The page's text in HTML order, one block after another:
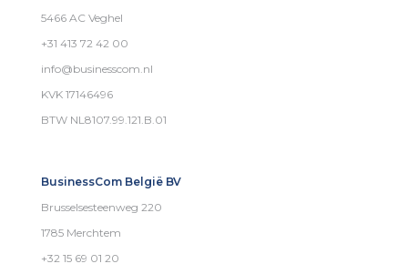
5466 AC Veghel
+31 413 72 42 00
info@businesscom.nl
KVK 17146496
BTW NL8107.99.121.B.01
BusinessCom België BV
Brusselsesteenweg 220
1785 Merchtem
+32 15 69 01 20